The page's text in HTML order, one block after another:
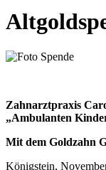
Zahnarztpraxis
„Ambulanten
Mit dem Goldzahn
Königstein,